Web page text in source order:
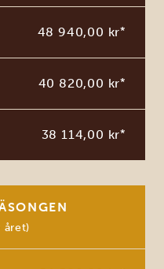
48 940,00 kr*
40 820,00 kr*
38 114,00 kr*
året)